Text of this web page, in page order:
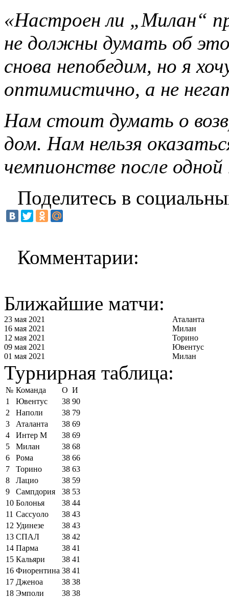
«Настроен ли „Милан“
не должны думать об
снова непобедим, но я
оптимистично, а не
Нам стоит думать о
дом. Нам нельзя
чемпионстве после
Поделитесь в
Комментарии:
Ближайшие матчи:
23 мая 2021
Аталанта
16 мая 2021
Милан
12 мая 2021
Торино
09 мая 2021
Ювентус
01 мая 2021
Милан
Турнирная таблица:
№ Команда О И
1
Ювентус 38 90
2
Наполи 38 79
3
Аталанта 38 69
4
Интер М 38 69
5
Милан 38 68
6
Рома 38 66
7
Торино 38 63
8
Лацио 38 59
9
Сампдория 38 53
10 Болонья 38 44
11 Сассуоло 38 43
12 Удинезе 38 43
13 СПАЛ 38 42
14 Парма 38 41
15 Кальяри 38 41
16 Фиорентина 38 41
17 Дженоа 38 38
18 Эмполи 38 38